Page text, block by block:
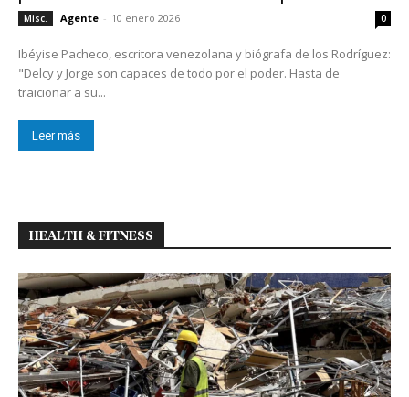
Misc. Agente - 10 enero 2026 0
Ibéyise Pacheco, escritora venezolana y biógrafa de los Rodríguez:
"Delcy y Jorge son capaces de todo por el poder. Hasta de
traicionar a su...
Leer más
HEALTH & FITNESS